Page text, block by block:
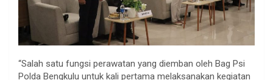
“Salah satu fungsi perawatan yang diemban oleh Bag Psi
Polda Bengkulu untuk kali pertama melaksanakan kegiatan